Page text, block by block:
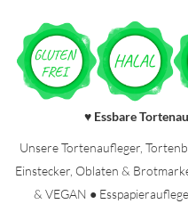
♥ Essbare
Unsere Tortenaufleger,
Einstecker, Oblaten &
& VEGAN ●